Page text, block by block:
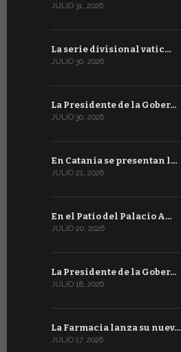
JULIO 31, 2026
La serie divisional vatic…
JULIO 30, 2026
La Presidente de la Gober…
JULIO 30, 2026
En Catania se presentan l…
JULIO 21, 2026
En el Patio del Palacio A…
JULIO 20, 2026
La Presidente de la Gober…
JULIO 18, 2026
La Farmacia lanza su nuev…
JULIO 17, 2026